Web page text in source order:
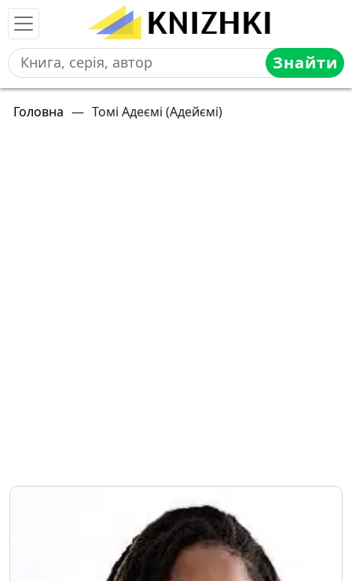
Знайти
Головна — Томі Адеємі (Адейємі)